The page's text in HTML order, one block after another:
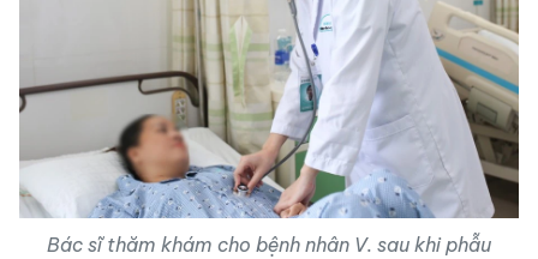
Bác sĩ thăm khám cho bệnh nhân V. sau khi phẫu